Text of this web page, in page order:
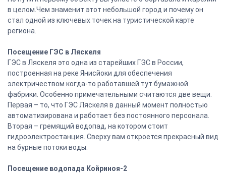
в целом.Чем знаменит этот небольшой город и почему он
стал одной из ключевых точек на туристической карте
региона.
Посещение ГЭС в Ляскеля
ГЭС в Ляскеля это одна из старейших ГЭС в России,
построенная на реке Янисйоки для обеспечения
электричеством когда-то работавшей тут бумажной
фабрики. Особенно примечательными считаются две вещи.
Первая – то, что ГЭС Ляскеля в данный момент полностью
автоматизирована и работает без постоянного персонала.
Вторая – гремящий водопад, на котором стоит
гидроэлектростанция. Сверху вам откроется прекрасный вид
на бурные потоки воды.
Посещение водопада Койриноя-2